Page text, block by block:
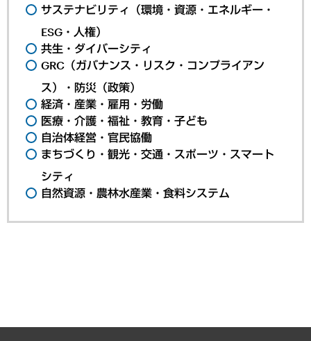
サステナビリティ（環境・資源・エネルギー・
ESG・人権）
共生・ダイバーシティ
GRC（ガバナンス・リスク・コンプライアン
ス）・防災（政策）
経済・産業・雇用・労働
医療・介護・福祉・教育・子ども
自治体経営・官民協働
まちづくり・観光・交通・スポーツ・スマート
シティ
自然資源・農林水産業・食料システム